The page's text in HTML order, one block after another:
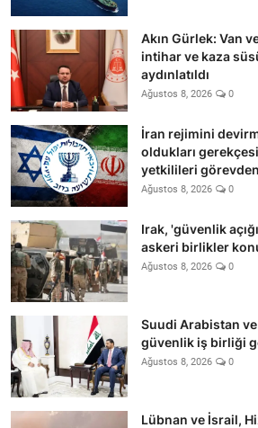
Akın Gürlek: Van
intihar ve kaza
aydınlatıldı
Ağustos 8, 2026 0
İran rejimini
oldukları
yetkilileri
Ağustos 8, 2026 0
Irak, 'güvenlik
askeri birlikler
Ağustos 8, 2026 0
Suudi Arabistan
güvenlik iş birliği
Ağustos 8, 2026 0
Lübnan ve İsrail,